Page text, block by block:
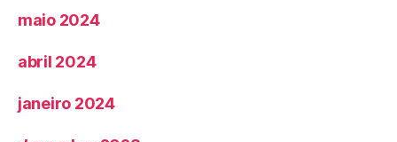
maio 2024
abril 2024
janeiro 2024